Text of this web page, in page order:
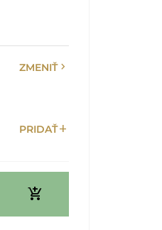
ZMENIŤchevron_right
PRIDAŤadd
add_shopping_cart